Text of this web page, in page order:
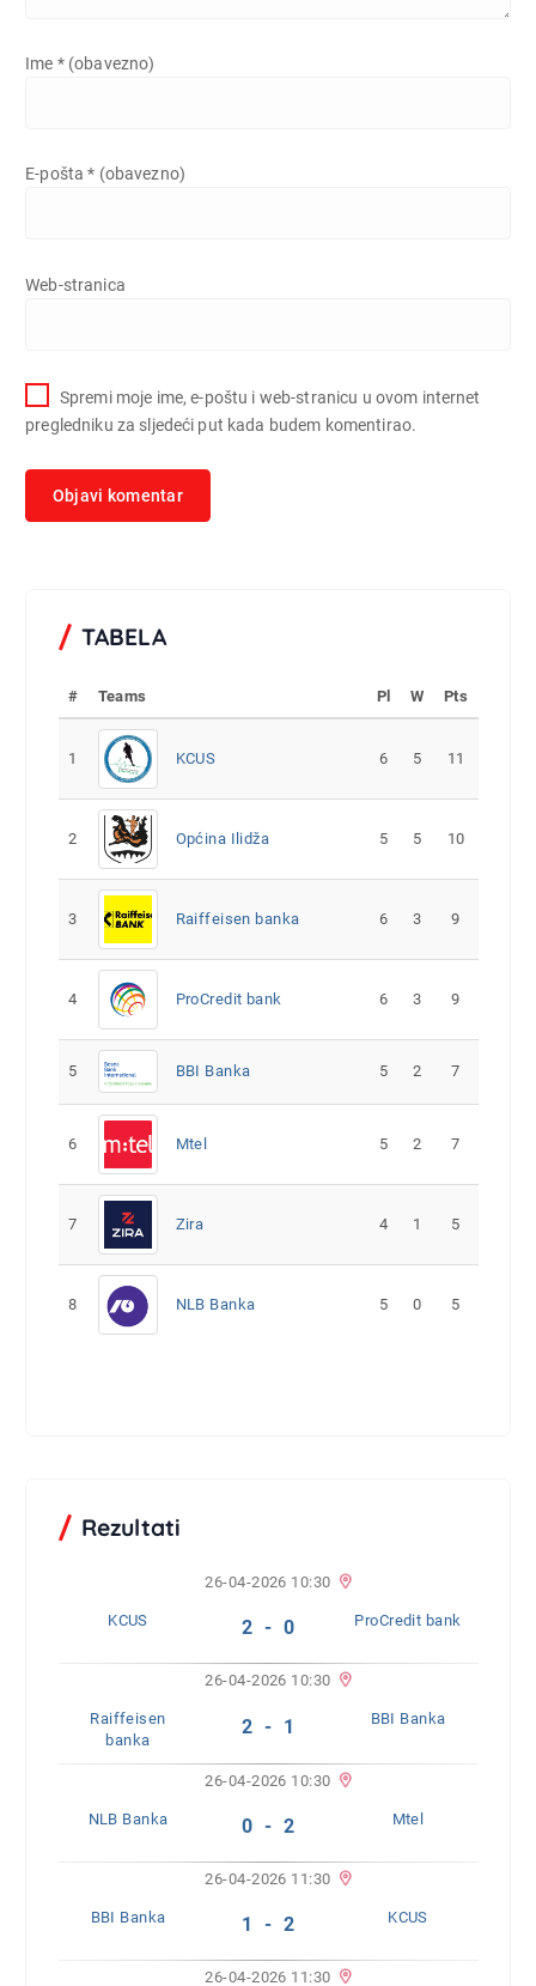
Ime * (obavezno)
E-pošta* (obavezno)
Web-stranica
Spremi moje ime, e-poštu i web-stranicu u ovom internet
pregledniku za sljedeći put kada budem komentirao.
TABELA
# Teams Pl W Pts
1 KCUS 6 5 11
2 Općina Ilidža 5 5 10
3 Raiffeisen banka 6 3 9
4 ProCredit bank 6 3 9
5 BBI Banka 5 2 7
6 Mtel 5 2 7
7 Zira 4 1 5
8 NLB Banka 5 0 5
Rezultati
26-04-2026 10:30
KCUS 2 - 0 ProCredit bank
26-04-2026 10:30
Raiffeisen
banka
2 - 1 BBI Banka
26-04-2026 10:30
NLB Banka 0 - 2 Mtel
26-04-2026 11:30
BBI Banka 1 - 2 KCUS
26-04-2026 11:30